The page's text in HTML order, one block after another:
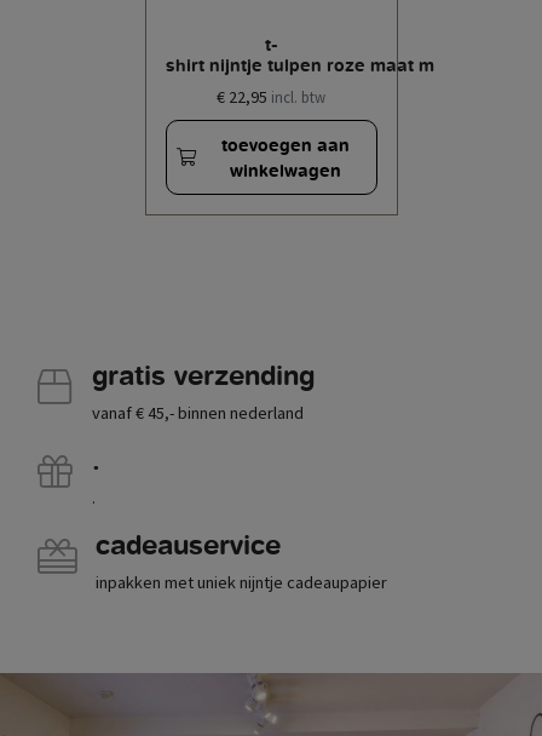
t-
shirt nijntje tulpen roze maat m
€ 22,95 incl. btw
toevoegen aan
winkelwagen
gratis verzending
vanaf € 45,- binnen nederland
.
.
cadeauservice
inpakken met uniek nijntje cadeaupapier